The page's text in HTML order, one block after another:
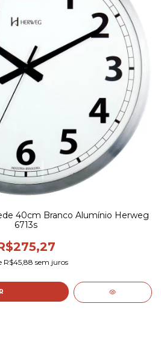
40cm Branco Alumínio Herweg
6713s
R$45,88 sem juros